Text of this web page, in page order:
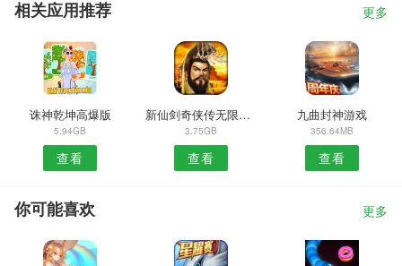
相关应用推荐 更多
诛神乾坤高爆版
5.94GB
查看
新仙剑奇侠传无限元宝版
3.75GB
查看
九曲封神游戏
356.64MB
查看
你可能喜欢 更多